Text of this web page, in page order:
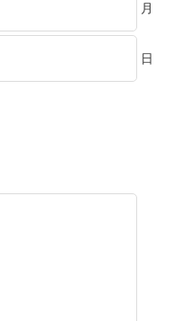
月
日